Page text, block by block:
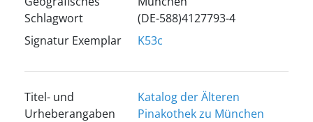
Schlagwort
(DE-588)4127793-4
Signatur Exemplar
K53c
Titel- und
Urheberangaben
Katalog der Älteren
Pinakothek zu München